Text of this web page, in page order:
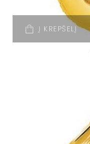
Į KREPŠELĮ